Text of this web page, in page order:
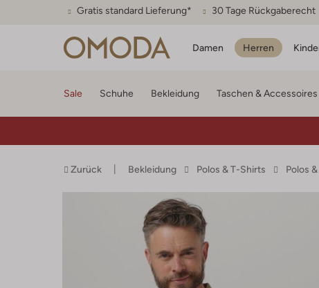
Gratis standard Lieferung* 30 Tage Rückgaberecht
Damen Herren
Sale Schuhe Bekleidung Taschen & Accessoires
Zurück Bekleidung Polos & T-Shirts Polos